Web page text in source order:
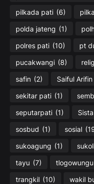
pilkada pati (6)
polda jateng (1)
polres pati (10) pt
pucakwangi (8)
safin (2) Saiful Arifin
sekitar pati (1)
seputarpati (1)
sosbud (1) sosial
sukoagung (1)
tayu (7) tlogowungu
trangkil (10) wakil